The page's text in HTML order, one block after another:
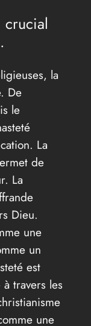
crucial
la
De
le
La
de
La
Dieu.
une
un
est
travers les
une